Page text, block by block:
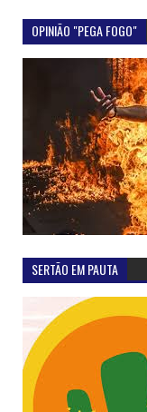
OPINIÃO "PEGA FOGO"
SERTÃO EM PAUTA